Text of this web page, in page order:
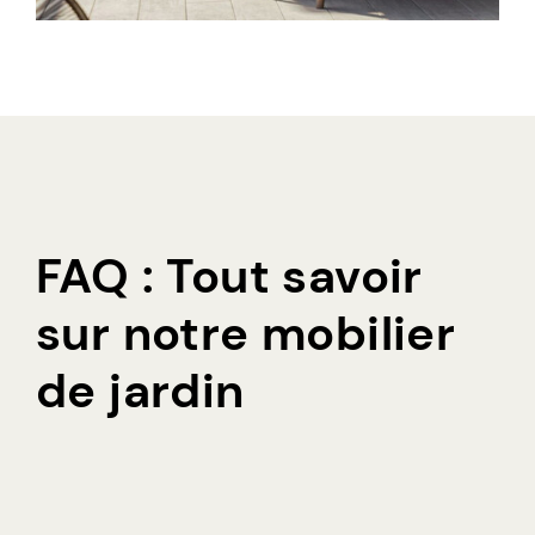
FAQ : Tout savoir
sur notre mobilier
de jardin